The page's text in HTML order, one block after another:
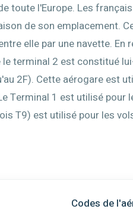
toute l'Europe. Les
de son emplacement.
elle par une navette. En
terminal 2 est constitué
2F). Cette aérogare est
Terminal 1 est utilisé pour
T9) est utilisé pour les
Codes de